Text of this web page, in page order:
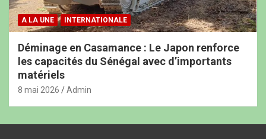
A LA UNE INTERNATIONALE
Déminage en Casamance : Le Japon renforce
les capacités du Sénégal avec d’importants
matériels
8 mai 2026 Admin